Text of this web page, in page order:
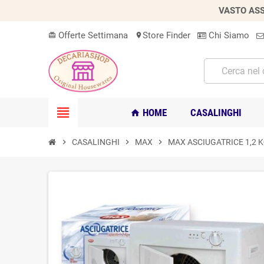
VASTO
card_giftcard Offerte Settimana location_onStore Finder Chi Siamo
view_headline home HOME CASALINGHI
chevron_right CASALINGHI chevron_right MAX chevron_right MAX ASCIUGATRICE 1,2